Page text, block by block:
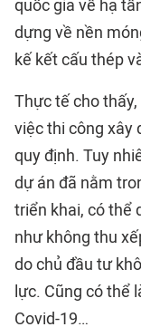
quốc gia về hạ
dựng về nền
kế kết cấu thép
Thực tế cho
việc thi công xây
quy định. Tuy
dự án đã nằm
triển khai, có thể
như không thu
do chủ đầu tư
lực. Cũng có thể
Covid-19…